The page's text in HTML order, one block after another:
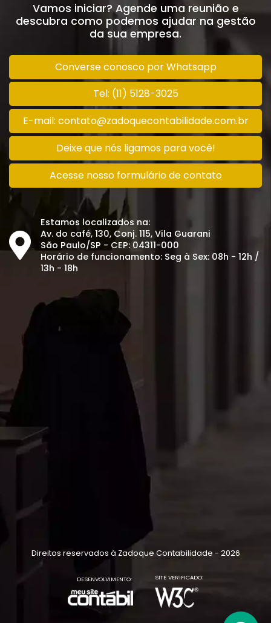
Vamos iniciar? Agende uma reunião e
descubra como podemos ajudar na gestão
da sua empresa.
Converse conosco por Whatsapp
Tel: (11) 5128-3025
E-mail: contato@zadoquecontabilidade.com.br
Deixe que nós ligamos para você!
Acesse nosso formulário de contato
Estamos localizados na:
Av. do café, 130, Conj. 115, Vila Guarani
São Paulo/SP - CEP: 04311-000
Horário de funcionamento: Seg à Sex: 08h - 12h /
13h - 18h
Direitos reservados à Zadoque Contabilidade - 2026
DESENVOLVIMENTO: SITE VERIFICADO: